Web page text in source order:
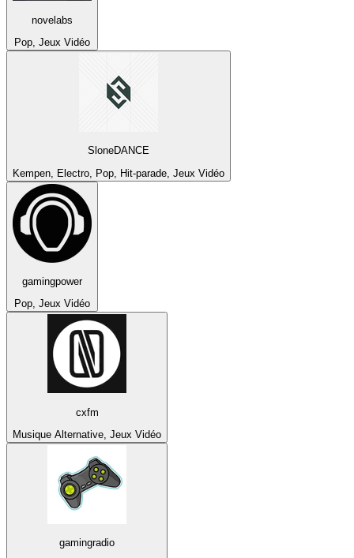
novelabs
Pop, Jeux Vidéo
SloneDANCE
Kempen, Electro, Pop, Hit-parade, Jeux Vidéo
gamingpower
Pop, Jeux Vidéo
cxfm
Musique Alternative, Jeux Vidéo
gamingradio